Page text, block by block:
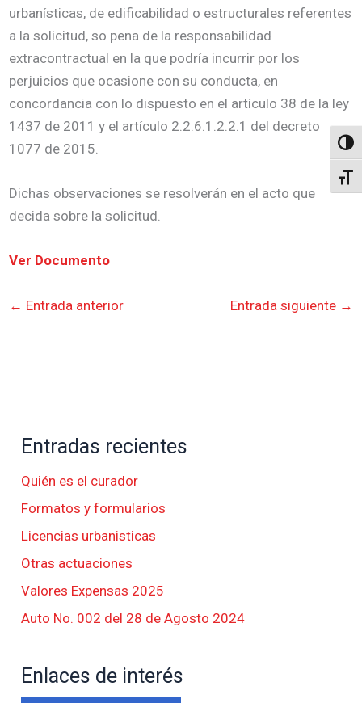
urbanísticas, de edificabilidad o estructurales referentes
a la solicitud, so pena de la responsabilidad
extracontractual en la que podría incurrir por los
perjuicios que ocasione con su conducta, en
concordancia con lo dispuesto en el artículo 38 de la ley
1437 de 2011 y el artículo 2.2.6.1.2.2.1 del decreto
1077 de 2015.
Dichas observaciones se resolverán en el acto que
decida sobre la solicitud.
Ver Documento
← Entrada anterior Entrada siguiente →
Entradas recientes
Quién es el curador
Formatos y formularios
Licencias urbanisticas
Otras actuaciones
Valores Expensas 2025
Auto No. 002 del 28 de Agosto 2024
Enlaces de interés